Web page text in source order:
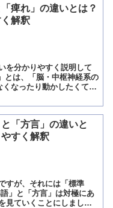
「痺れ」の違いとは？
解釈
を分かりやすく説明して
とは、「脳・中枢神経系の
なったり動かしたくても
と「方言」の違いと
すく解釈
すが、それには「標準
」と「方言」は対極にあ
見ていくことにしましょ